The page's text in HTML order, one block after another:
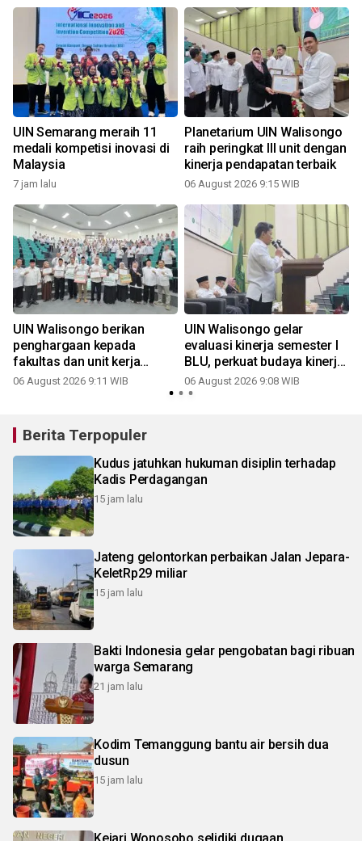
UIN Semarang meraih 11
medali kompetisi inovasi di
Malaysia
7 jam lalu
Planetarium UIN Walisongo
raih peringkat III unit dengan
kinerja pendapatan terbaik
06 August 2026 9:15 WIB
UIN Walisongo berikan
penghargaan kepada
fakultas dan unit kerja
berprestasi semester I 2026
06 August 2026 9:11 WIB
UIN Walisongo gelar
evaluasi kinerja semester I
BLU, perkuat budaya kinerja
dan tata kelola unggul
06 August 2026 9:08 WIB
Berita Terpopuler
Kudus jatuhkan hukuman disiplin terhadap
Kadis Perdagangan
15 jam lalu
Jateng gelontorkan perbaikan Jalan Jepara-
KeletRp29 miliar
15 jam lalu
Bakti Indonesia gelar pengobatan bagi ribuan
warga Semarang
21 jam lalu
Kodim Temanggung bantu air bersih dua
dusun
15 jam lalu